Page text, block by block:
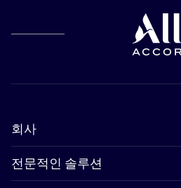
회사
전문적인 솔루션